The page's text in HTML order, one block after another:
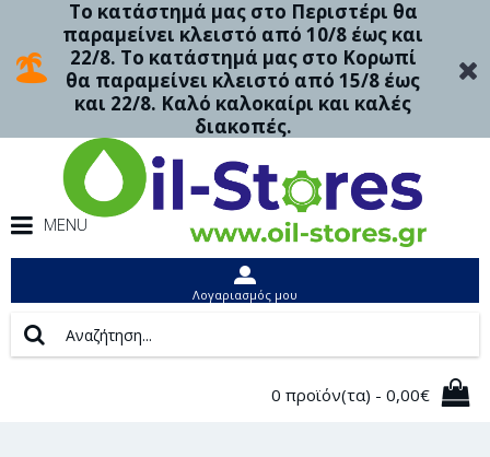
Το κατάστημά μας στο Περιστέρι θα
παραμείνει κλειστό από 10/8 έως και
22/8. Το κατάστημά μας στο Κορωπί
θα παραμείνει κλειστό από 15/8 έως
και 22/8. Καλό καλοκαίρι και καλές
διακοπές.
MENU
Λογαριασμός μου
0 προϊόν(τα) - 0,00€